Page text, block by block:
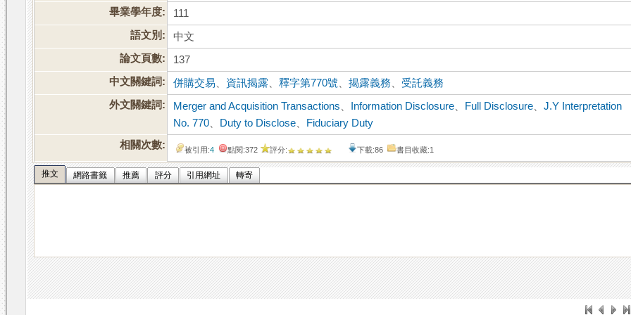
畢業學年度:
111
語文別:
中文
論文頁數:
137
中文關鍵詞:
併購交易 資訊揭露 、釋字第770號 、揭露義務
受託義務
外文關鍵詞:
Merger and Acquisition Transactions Information Disclosure Full Disclosure 、J.Y Interpretation
No. 770
Duty to Disclose
Fiduciary Duty
相關次數:
被引用:4 點閱:372 評分: 下載:86 書目收藏:1
推文 網路書籤 推薦 評分 引用網址 轉寄